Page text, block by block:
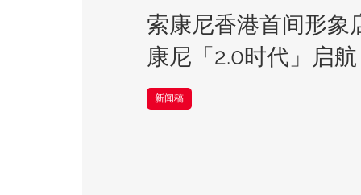
索康尼香港首间形象
康尼「2.0时代」启
新闻稿